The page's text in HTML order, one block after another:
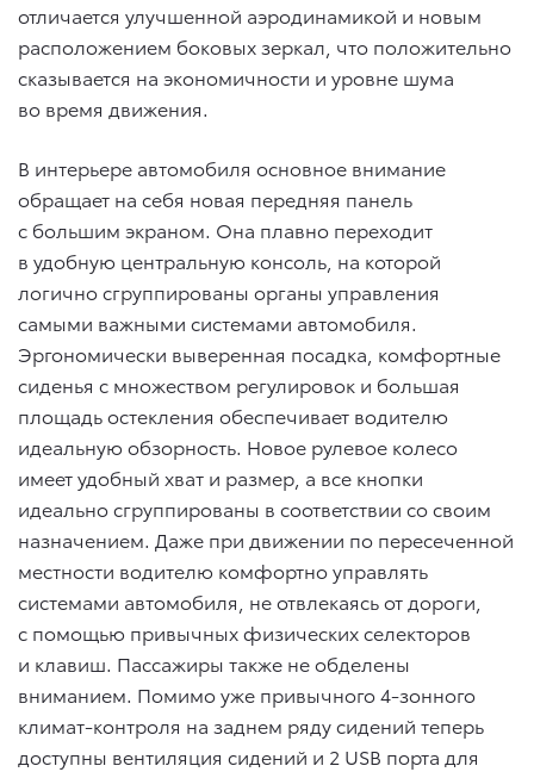
отличается улучшенной аэродинамикой и новым
расположением боковых зеркал, что положительно
сказывается на экономичности и уровне шума
во время движения.
В интерьере автомобиля основное внимание
обращает на себя новая передняя панель
с большим экраном. Она плавно переходит
в удобную центральную консоль, на которой
логично сгруппированы органы управления
самыми важными системами автомобиля.
Эргономически выверенная посадка, комфортные
сиденья с множеством регулировок и большая
площадь остекления обеспечивает водителю
идеальную обзорность. Новое рулевое колесо
имеет удобный хват и размер, а все кнопки
идеально сгруппированы в соответствии со своим
назначением. Даже при движении по пересеченной
местности водителю комфортно управлять
системами автомобиля, не отвлекаясь от дороги,
с помощью привычных физических селекторов
и клавиш. Пассажиры также не обделены
вниманием. Помимо уже привычного 4-зонного
климат-контроля на заднем ряду сидений теперь
доступны вентиляция сидений и 2 USB порта для